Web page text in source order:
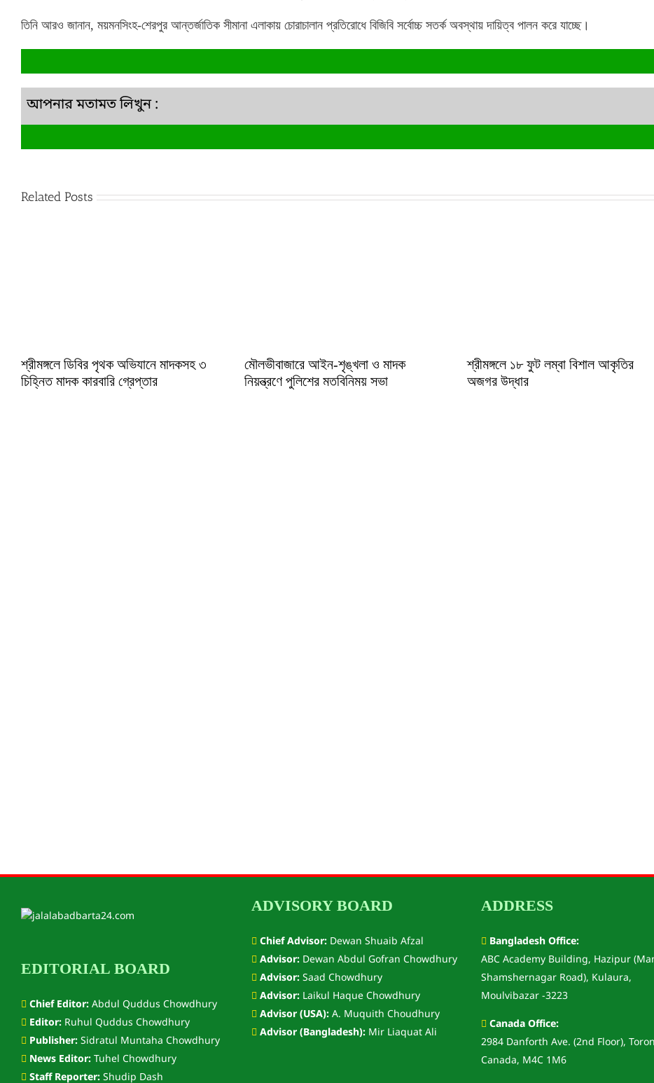
তিনি আরও জানান, ময়মনসিংহ-শেরপুর আন্তর্জাতিক সীমানা এলাকায় চোরাচালান প্রতিরোধে বিজিবি সর্বোচ্চ সতর্ক অবস্থায় দায়িত্ব পালন করে যাচ্ছে।
আপনার মতামত লিখুন :
Related Posts
শ্রীমঙ্গলে ডিবির পৃথক অভিযানে মাদকসহ ৩
চিহ্নিত মাদক কারবারি গ্রেপ্তার
মৌলভীবাজারে আইন-শৃঙ্খলা ও মাদক
নিয়ন্ত্রণে পুলিশের মতবিনিময় সভা
শ্রীমঙ্গলে ১৮ ফুট লম্বা বিশাল আকৃতির
অজগর উদ্ধার
EDITORIAL BOARD
Chief Editor: Abdul Quddus Chowdhury
Editor: Ruhul Quddus Chowdhury
Publisher: Sidratul Muntaha Chowdhury
News Editor: Tuhel Chowdhury
Staff Reporter: Shudip Dash
ADVISORY BOARD
Chief Advisor:Dewan Shuaib Afzal
Advisor:Dewan Abdul Gofran Chowdhury
Advisor:Saad Chowdhury
Advisor:Laikul Haque Chowdhury
Advisor (USA):A. Muquith Choudhury
Advisor (Bangladesh):Mir Liaquat Ali
ADDRESS
Bangladesh Office:
ABC Academy Building, Hazipur
Shamshernagar Road), Kulaura,
Moulvibazar -3223
Canada Office:
2984 Danforth Ave. (2nd Floor),
Canada, M4C 1M6